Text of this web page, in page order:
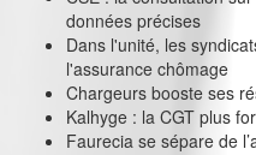
données précises
Dans l'unité, les
l'assurance chômage
Chargeurs booste ses
Kalhyge : la CGT plus
Faurecia se sépare de